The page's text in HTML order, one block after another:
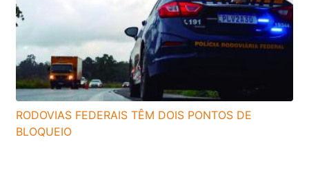
RODOVIAS FEDERAIS TÊM DOIS PONTOS DE
BLOQUEIO